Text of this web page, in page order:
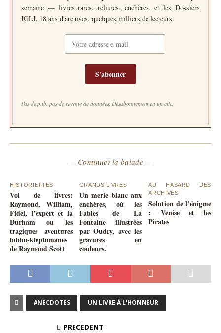
semaine — livres rares, reliures, enchères, et les Dossiers
IGLI. 18 ans d'archives, quelques milliers de lecteurs.
S'abonner
Pas de pub, pas de revente de données. Désabonnement en un clic.
— Continuer la balade —
HISTORIETTES
Vol de livres:
Raymond, William,
Fidel, l’expert et la
Durham ou les
tragiques aventures
biblio-kleptomanes
de Raymond Scott
GRANDS LIVRES
Un merle blanc aux
enchères, où les
Fables de La
Fontaine illustrées
par Oudry, avec les
gravures en
couleurs.
AU HASARD DES
ARCHIVES
Solution de l’énigme
: Venise et les
Pirates
ANECDOTES UN LIVRE À L'HONNEUR
PRÉCÉDENT